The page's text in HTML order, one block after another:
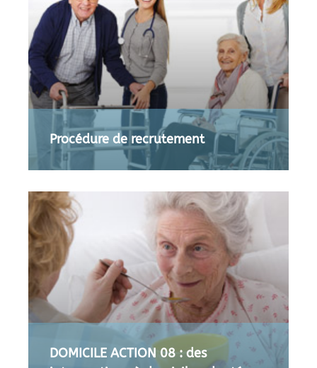
Procédure de recrutement
DOMICILE ACTION 08 : des